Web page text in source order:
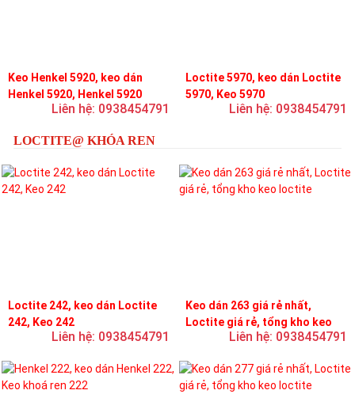
Keo Henkel 5920, keo dán
Henkel 5920, Henkel 5920
Liên hệ: 0938454791
Loctite 5970, keo dán Loctite
5970, Keo 5970
Liên hệ: 0938454791
LOCTITE@ KHÓA REN
Loctite 242, keo dán Loctite
242, Keo 242
Liên hệ: 0938454791
Keo dán 263 giá rẻ nhất,
Loctite giá rẻ, tổng kho keo
Liên hệ: 0938454791